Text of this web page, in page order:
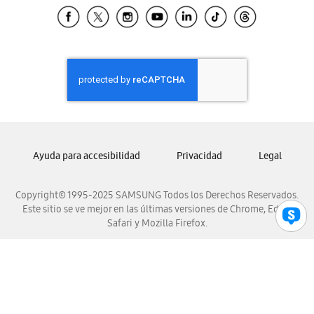
Samsung El Salvador
Samsung Honduras
Samsung Nicaragua
Samsung Panamá
Samsung Venezuela
Copyright© 1995-2025 SAMSUNG Todos los Derechos Reservados.
Este sitio se ve mejor en las últimas versiones de Chrome, Edge,
Safari y Mozilla Firefox.
Ayuda para accesibilidad Privacidad Legal